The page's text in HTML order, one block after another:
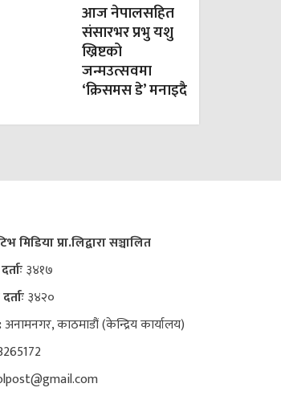
आज नेपालसहित
संसारभर प्रभु यशु
ख्रिष्टको
जन्मउत्सवमा
‘क्रिसमस डे’ मनाइदै
मिडिया प्रा.लिद्वारा सञ्चालित
३४१७
३४२०
अनामनगर, काठमाडौं (केन्द्रिय कार्यालय)